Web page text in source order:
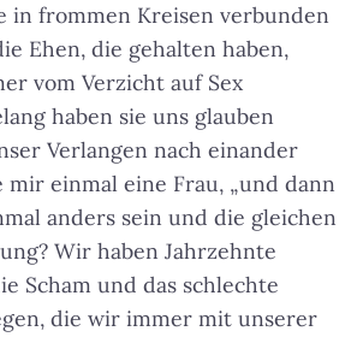
in frommen Kreisen verbunden
Ehen, die gehalten haben,
vom Verzicht auf Sex
haben sie uns glauben
Verlangen nach einander
mir einmal eine Frau, „und dann
anders sein und die gleichen
Wir haben Jahrzehnte
Scham und das schlechte
die wir immer mit unserer